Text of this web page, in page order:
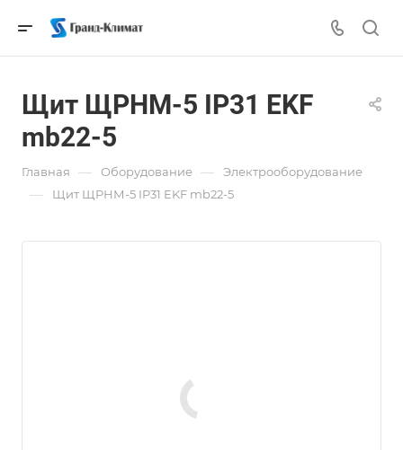
Щит ЩРНМ-5 IP31 EKF
mb22-5
Главная — Оборудование — Электрооборудование
— Щит ЩРНМ-5 IP31 EKF mb22-5